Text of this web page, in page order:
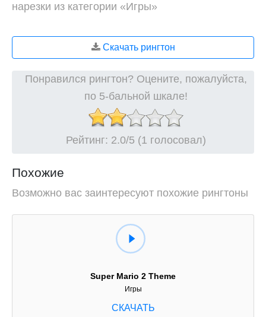
нарезки из категории «Игры»
Скачать рингтон
Понравился рингтон? Оцените, пожалуйста,
по 5-бальной шкале!
Рейтинг: 2.0/5 (1 голосовал)
Похожие
Возможно вас заинтересуют похожие рингтоны
Super Mario 2 Theme
Игры